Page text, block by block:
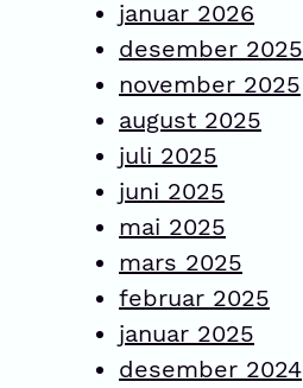
januar 2026
desember 2025
november 2025
august 2025
juli 2025
juni 2025
mai 2025
mars 2025
februar 2025
januar 2025
desember 2024